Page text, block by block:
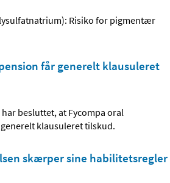
Risiko for pigmentær
får generelt klausuleret
besluttet, at Fycompa oral
klausuleret tilskud.
skærper sine habilitetsregler